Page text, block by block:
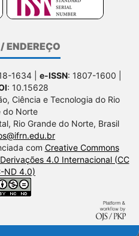
ENDEREÇO
1634 | e-ISSN: 1807-1600 |
: 10.15628
Ciência e Tecnologia do Rio
do Norte
Rio Grande do Norte, Brasil
com Creative Commons
4.0 Internacional (CC
ND 4.0)